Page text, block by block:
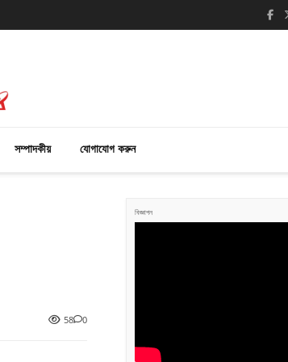
সম্পাদকীয় যোগাযোগ করুন
58 0
বিজ্ঞাপন